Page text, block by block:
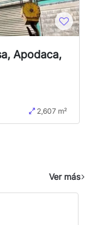
Apodaca,
2,607 m²
Ver más